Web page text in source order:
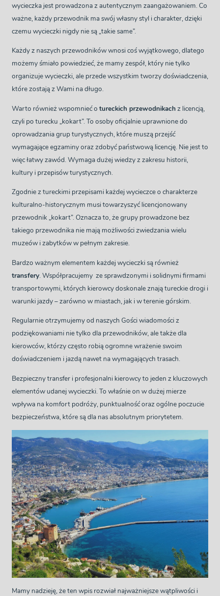
wycieczka jest prowadzona z autentycznym zaangażowaniem. Co
ważne, każdy przewodnik ma swój własny styl i charakter, dzięki
czemu wycieczki nigdy nie są „takie same”.
Każdy z naszych przewodników wnosi coś wyjątkowego, dlatego
możemy śmiało powiedzieć, że mamy zespół, który nie tylko
organizuje wycieczki, ale przede wszystkim tworzy doświadczenia,
które zostają z Wami na długo.
Warto również wspomnieć o tureckich przewodnikach z licencją,
czyli po turecku „kokart”. To osoby oficjalnie uprawnione do
oprowadzania grup turystycznych, które muszą przejść
wymagające egzaminy oraz zdobyć państwową licencję. Nie jest to
więc łatwy zawód. Wymaga dużej wiedzy z zakresu historii,
kultury i przepisów turystycznych.
Zgodnie z tureckimi przepisami każdej wycieczce o charakterze
kulturalno-historycznym musi towarzyszyć licencjonowany
przewodnik „kokart”. Oznacza to, że grupy prowadzone bez
takiego przewodnika nie mają możliwości zwiedzania wielu
muzeów i zabytków w pełnym zakresie.
Bardzo ważnym elementem każdej wycieczki są również
transfery. Współpracujemy ze sprawdzonymi i solidnymi firmami
transportowymi, których kierowcy doskonale znają tureckie drogi i
warunki jazdy – zarówno w miastach, jak i w terenie górskim.
Regularnie otrzymujemy od naszych Gości wiadomości z
podziękowaniami nie tylko dla przewodników, ale także dla
kierowców, którzy często robią ogromne wrażenie swoim
doświadczeniem i jazdą nawet na wymagających trasach.
Bezpieczny transfer i profesjonalni kierowcy to jeden z kluczowych
elementów udanej wycieczki. To właśnie on w dużej mierze
wpływa na komfort podróży, punktualność oraz ogólne poczucie
bezpieczeństwa, które są dla nas absolutnym priorytetem.
Mamy nadzieję, że ten wpis rozwiał najważniejsze wątpliwości i